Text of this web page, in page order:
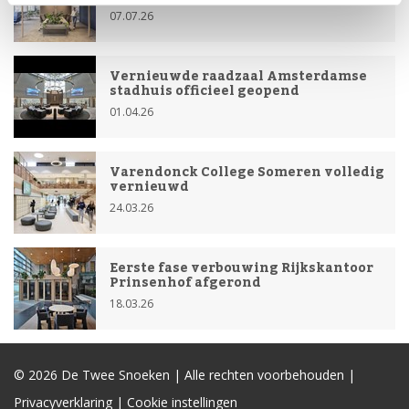
07.07.26
Vernieuwde raadzaal Amsterdamse
stadhuis officieel geopend
01.04.26
Varendonck College Someren volledig
vernieuwd
24.03.26
Eerste fase verbouwing Rijkskantoor
Prinsenhof afgerond
18.03.26
© 2026 De Twee Snoeken | Alle rechten voorbehouden |
Privacyverklaring | Cookie instellingen